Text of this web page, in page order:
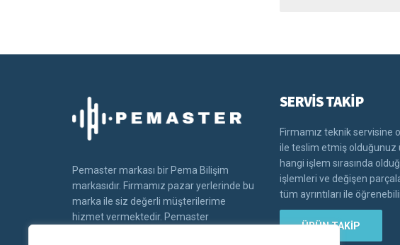
Pemaster markası bir Pema Bilişim
markasıdır. Firmamız pazar yerlerinde bu
marka ile siz değerli müşterilerime
hizmet vermektedir. Pemaster
SERVİS TAKİP
Firmamız teknik servisine
ile teslim etmiş olduğunuz
hangi işlem sırasında
işlemleri ve değişen
tüm ayrıntıları ile
ÜRÜN TAKİP